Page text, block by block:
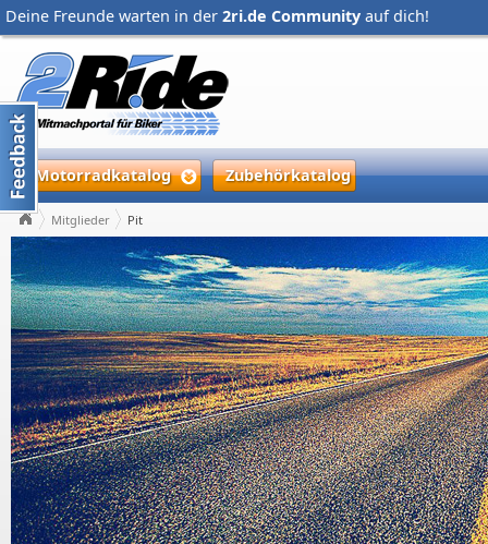
Deine Freunde warten in der 2ri.de Community auf dich!
Motorradkatalog Zubehörkatalog
Mitglieder Pit